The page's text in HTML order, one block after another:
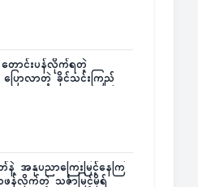
ောင်းပန်လိုက်ရတဲ့
ပြောလာတဲ့ ခိုင်သင်းကြည်
အနုပညာကြေးမြင့်နေကြ
န်လိုက်တဲ့ သင်္ဇာမြင့်မိုရ်